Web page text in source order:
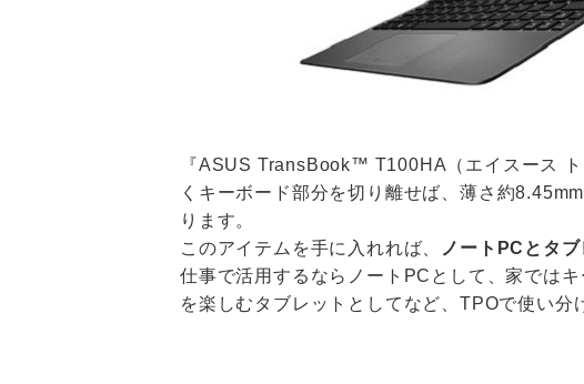
『ASUS TransBook™ T100HA（エイスース
くキーボード部分を切り離せば、薄さ約
ります。
このアイテムを手に入れれば、
ノートPCとタブ
仕事で活用するならノートPCとして、家では
を楽しむタブレットとしてなど、TPOで使い分